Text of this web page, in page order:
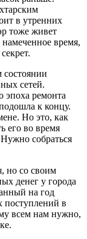
в утренних
тоже живет
время,
состоянии
сетей.
эпоха ремонта
к концу.
Но это, как
его во время
собраться
но со своим
денег у города
на год
поступлений в
всем нам нужно,